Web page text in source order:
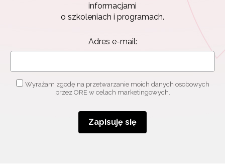
informacjami
o szkoleniach i programach.
Adres e-mail:
Wyrażam zgodę na przetwarzanie moich danych osobowych
przez ORE w celach marketingowych.
Zapisuję się